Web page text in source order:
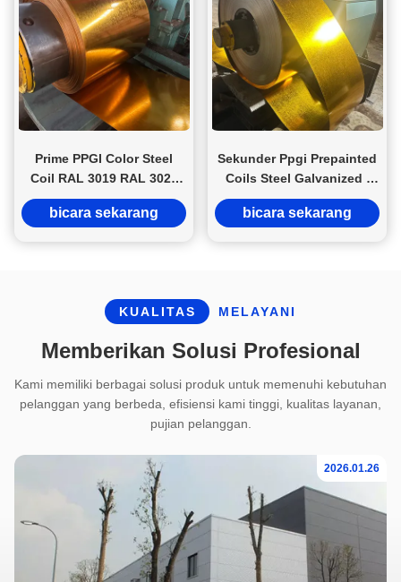
Prime PPGI Color Steel
Coil RAL 3019 RAL 3020
Pre Painted Galvanized
Zinc Coated Sheet In Coil
bicara sekarang
Sekunder Ppgi Prepainted
Coils Steel Galvanized /
Strip / Sheet Z81~Z120
bicara sekarang
KUALITAS MELAYANI
Memberikan Solusi Profesional
Kami memiliki berbagai solusi produk untuk memenuhi kebutuhan
pelanggan yang berbeda, efisiensi kami tinggi, kualitas layanan,
pujian pelanggan.
2026.01.26